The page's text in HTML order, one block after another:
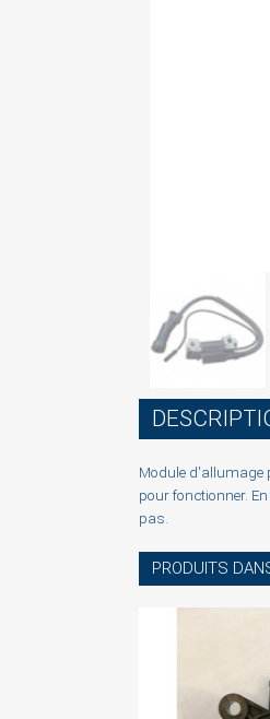
Module d'allumage
pour fonctionner.
pas.
PRODUITS